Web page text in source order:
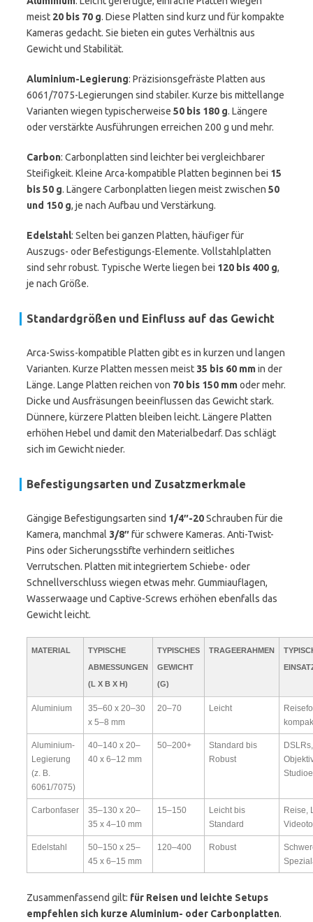
meist 20 bis 70 g. Diese Platten sind kurz und für kompakte
Kameras gedacht. Sie bieten ein gutes Verhältnis aus
Gewicht und Stabilität.
Aluminium-Legierung: Präzisionsgefräste Platten aus
6061/7075-Legierungen sind stabiler. Kurze bis mittellange
Varianten wiegen typischerweise 50 bis 180 g. Längere
oder verstärkte Ausführungen erreichen 200 g und mehr.
Carbon: Carbonplatten sind leichter bei vergleichbarer
Steifigkeit. Kleine Arca-kompatible Platten beginnen bei 15
bis 50 g. Längere Carbonplatten liegen meist zwischen 50
und 150 g, je nach Aufbau und Verstärkung.
Edelstahl: Selten bei ganzen Platten, häufiger für
Auszugs- oder Befestigungs-Elemente. Vollstahlplatten
sind sehr robust. Typische Werte liegen bei 120 bis 400 g,
je nach Größe.
Standardgrößen und Einfluss auf das Gewicht
Arca-Swiss-kompatible Platten gibt es in kurzen und langen
Varianten. Kurze Platten messen meist 35 bis 60 mmin der
Länge. Lange Platten reichen von 70 bis 150 mmoder mehr.
Dicke und Ausfräsungen beeinflussen das Gewicht stark.
Dünnere, kürzere Platten bleiben leicht. Längere Platten
erhöhen Hebel und damit den Materialbedarf. Das schlägt
sich im Gewicht nieder.
Befestigungsarten und Zusatzmerkmale
Gängige Befestigungsarten sind 1/4″-20Schrauben für die
Kamera, manchmal 3/8″für schwere Kameras. Anti-Twist-
Pins oder Sicherungsstifte verhindern seitliches
Verrutschen. Platten mit integriertem Schiebe- oder
Schnellverschluss wiegen etwas mehr. Gummiauflagen,
Wasserwaage und Captive-Screws erhöhen ebenfalls das
Gewicht leicht.
MATERIAL
TYPISCHE
ABMESSUNGEN
(L X B X H)
TYPISCHES
GEWICHT
(G)
TRAGEERAHMEN
Aluminium
35–60 x 20–30
x 5–8 mm
20–70 Leicht
Aluminium-
Legierung
(z. B.
6061/7075)
40–140 x 20–
40 x 6–12 mm
50–200+
Standard bis
Robust
Carbonfaser
35–130 x 20–
35 x 4–10 mm
15–150
Leicht bis
Standard
Reise,
Edelstahl
50–150 x 25–
45 x 6–15 mm
120–400 Robust
Zusammenfassend gilt: für Reisen und leichte Setups
empfehlen sich kurze Aluminium- oder Carbonplatten.